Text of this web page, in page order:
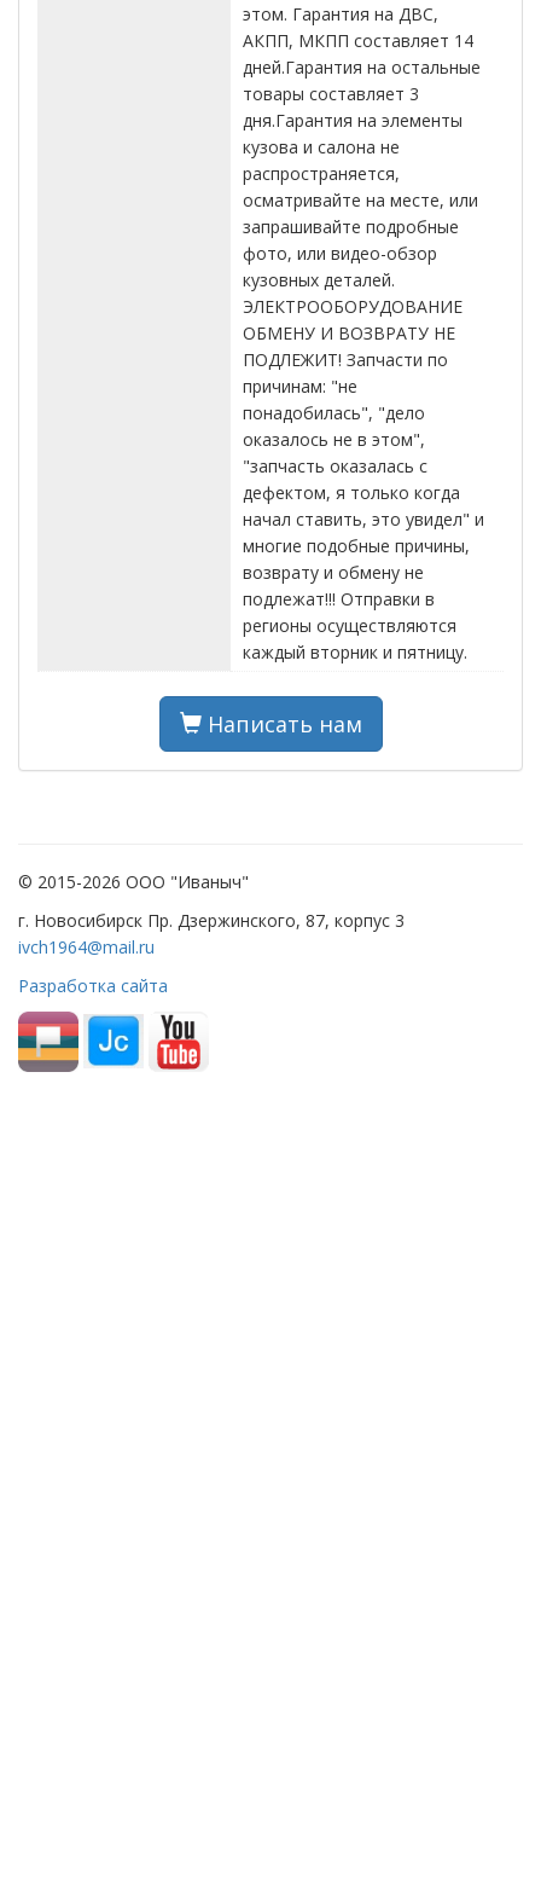
этом. Гарантия на ДВС,
АКПП, МКПП составляет 14
дней.Гарантия на остальные
товары составляет 3
дня.Гарантия на элементы
кузова и салона не
распространяется,
осматривайте на месте, или
запрашивайте подробные
фото, или видео-обзор
кузовных деталей.
ЭЛЕКТРООБОРУДОВАНИЕ
ОБМЕНУ И ВОЗВРАТУ НЕ
ПОДЛЕЖИТ! Запчасти по
причинам: "не
понадобилась", "дело
оказалось не в этом",
"запчасть оказалась с
дефектом, я только когда
начал ставить, это увидел" и
многие подобные причины,
возврату и обмену не
подлежат!!! Отправки в
регионы осуществляются
каждый вторник и пятницу.
Написать нам
© 2015-2026 ООО "Иваныч"
г. Новосибирск Пр. Дзержинского, 87, корпус 3
ivch1964@mail.ru
Разработка сайта